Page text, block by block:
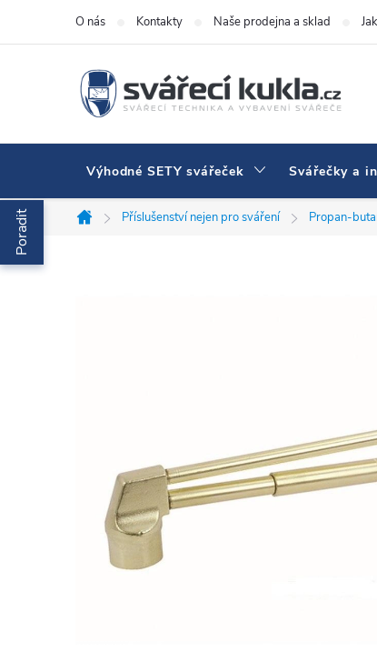
Přejít na obsahO nás Kontakty Naše prodejna a sklad
Výhodné SETY svářeček Svářečky a
Domů
Příslušenství nejen pro sváření Propan-
Poradit